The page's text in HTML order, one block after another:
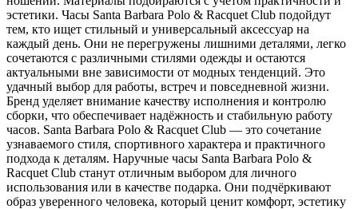
эстетики. Часы Santa Barbara Polo & Racquet Club подойдут
тем, кто ищет стильный и универсальный аксессуар на
каждый день. Они не перегружены лишними деталями, легко
сочетаются с различными стилями одежды и остаются
актуальными вне зависимости от модных тенденций. Это
удачный выбор для работы, встреч и повседневной жизни.
Бренд уделяет внимание качеству исполнения и контролю
сборки, что обеспечивает надёжность и стабильную работу
часов. Santa Barbara Polo & Racquet Club — это сочетание
узнаваемого стиля, спортивного характера и практичного
подхода к деталям. Наручные часы Santa Barbara Polo &
Racquet Club станут отличным выбором для личного
использования или в качестве подарка. Они подчёркивают
образ уверенного человека, который ценит комфорт, эстетику